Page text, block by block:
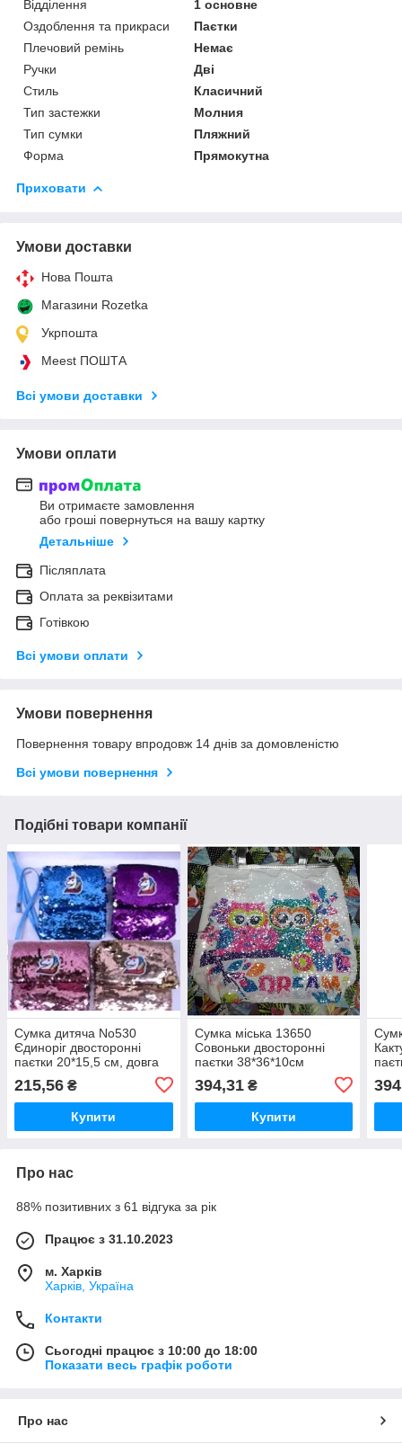
Відділення
1 основне
Оздоблення та прикраси
Паєтки
Плечовий ремінь
Немає
Ручки
Дві
Стиль
Класичний
Тип застежки
Молния
Тип сумки
Пляжний
Форма
Прямокутна
Приховати
Умови доставки
Нова Пошта
Магазини Rozetka
Укрпошта
Meest ПОШТА
Всі умови доставки
Умови оплати
Ви отримаєте замовлення
або гроші повернуться на вашу картку
Детальніше
Післяплата
Оплата за реквізитами
Готівкою
Всі умови оплати
Умови повернення
Повернення товару впродовж 14 днів за домовленістю
Всі умови повернення
Подібні товари компанії
Сумка дитяча No530
Єдиноріг двосторонні
паєтки 20*15,5 см, довга
215,56 ₴
Купити
Сумка міська 13650
Совоньки двосторонні
паєтки 38*36*10см
394,31₴
Купити
Про нас
88% позитивних з 61 відгука за рік
Працює з 31.10.2023
м. Харків
Харків, Україна
Контакти
Сьогодні працює з 10:00 до 18:00
Показати весь графік роботи
Про нас